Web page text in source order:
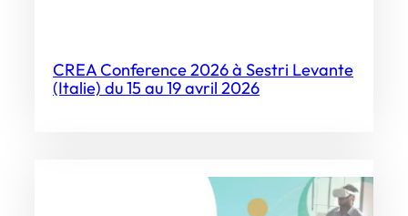
CREA Conference 2026 à Sestri Levante
(Italie) du 15 au 19 avril 2026